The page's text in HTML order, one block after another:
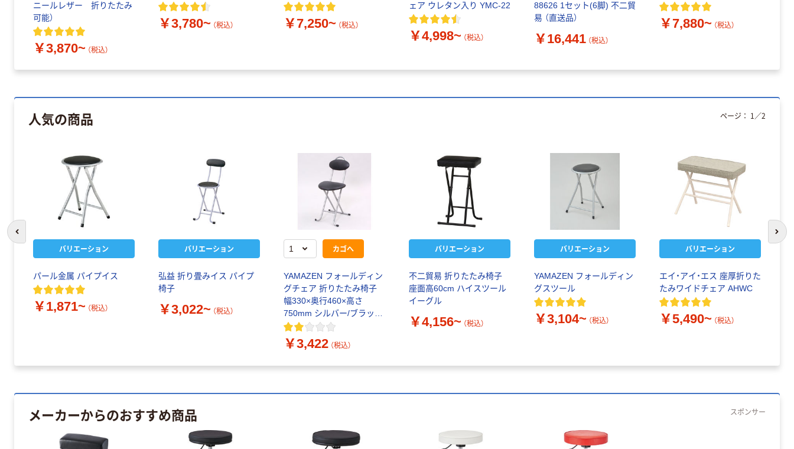
ニールレザー 折りたたみ
可能）
￥3,870~ （税込）
￥3,780~ （税込） ￥7,250~ （税込）
ェア ウレタン入り YMC-22
￥4,998~ （税込）
88626 1セット(6脚) 不二貿
易 （直送品）
￥16,441 （税込）
￥7,880~ （税込）
人気の商品
バリエーション
パール金属 パイプイス
￥1,871~ （税込）
バリエーション
弘益 折り畳みイス パイプ
椅子
￥3,022~ （税込）
カゴへ
YAMAZEN フォールディン
グチェア 折りたたみ椅子
幅330×奥行460×高さ
750mm シルバー/ブラック
シンプル 合成皮革（直送品）
￥3,422 （税込）
バリエーション
不二貿易 折りたたみ椅子
座面高60cm ハイスツール
イーグル
￥4,156~ （税込）
バリエーション
YAMAZEN フォールディン
グスツール
￥3,104~ （税込）
バリエーション
エイ・アイ・エス 座厚折りた
たみワイドチェア AHWC
￥5,490~ （税込）
ページ： 1 ／2
前のスライドへ 次
メーカーからのおすすめ商品 スポンサー